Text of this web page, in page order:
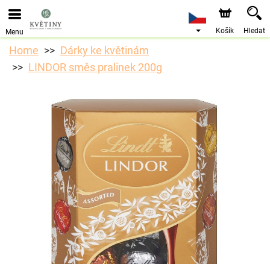
Objednávky přes e-shop přijímáme. Nejbližší možné
doručení je od 10.8.2026 z důvodu dovolené.
Menu Košík Hledat
Home
Dárky ke květinám
LINDOR směs pralinek 200g